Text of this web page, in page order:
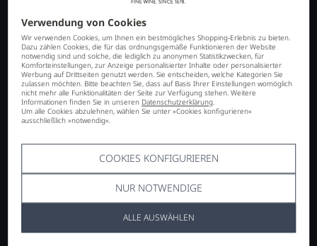
Verwendung von Cookies
Wir verwenden Cookies, um Ihnen ein bestmögliches Shopping-Erlebnis zu bieten.
Dazu zählen Cookies, die für das ordnungsgemäße Funktionieren der Website
notwendig sind und solche, die lediglich zu anonymen Statistikzwecken, für
Komforteinstellungen, zur Anzeige personalisierter Inhalte oder personalisierter
Werbung auf Drittseiten genutzt werden. Sie entscheiden, welche Kategorien Sie
zulassen möchten. Bitte beachten Sie, dass auf Basis Ihrer Einstellungen womöglich
nicht mehr alle Funktionalitäten der Seite zur Verfügung stehen. Weitere
Informationen finden Sie in unseren Datenschutzerklärung.
Um alle Cookies abzulehnen, wählen Sie unter »Cookies konfigurieren«
ausschließlich »notwendig«.
COOKIES KONFIGURIEREN
NUR NOTWENDIGE
ALLE AUSWÄHLEN
SORTIMENT
Deutschland
Österreich
Spanien